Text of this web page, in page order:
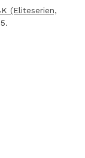
(Eliteserien,